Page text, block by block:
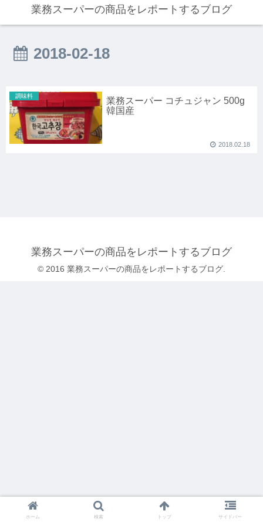
業務スーパーの商品をレポートするブログ
2018-02-18
調味料
業務スーパー コチュジャン 500g
韓国産
2018.02.18
業務スーパーの商品をレポートするブログ
© 2016 業務スーパーの商品をレポートするブログ.
ホーム 検索 トップ サイドバー